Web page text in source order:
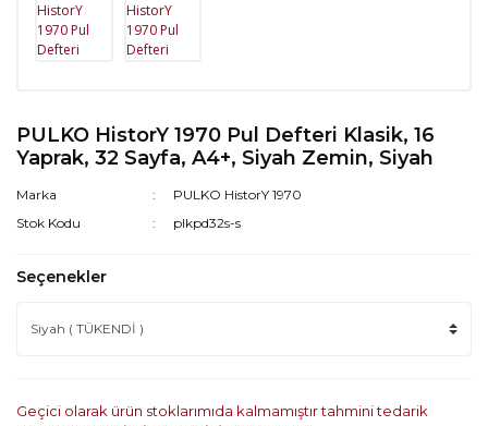
PULKO HistorY 1970 Pul Defteri Klasik, 16
Yaprak, 32 Sayfa, A4+, Siyah Zemin, Siyah
Marka
PULKO HistorY 1970
Stok Kodu
plkpd32s-s
Seçenekler
Geçici olarak ürün stoklarımıda kalmamıştır tahmini tedarik